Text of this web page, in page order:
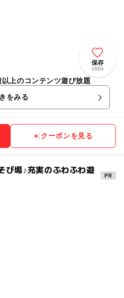
保存
1604
上のコンテンツ遊び放題
をみる
クーポンを見る
び場♪充実のふわふわ遊